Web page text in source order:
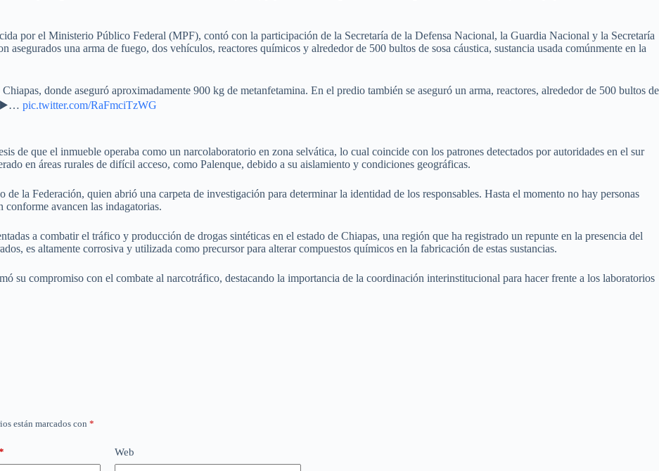
por el Ministerio Público Federal (MPF), contó con la participación de la Secretaría de la Defensa Nacional, la Guardia Nacional y la Secretaría
una arma de fuego, dos vehículos, reactores químicos y alrededor de 500 bultos de sosa cáustica, sustancia usada comúnmente en la
donde aseguró aproximadamente 900 kg de metanfetamina. En el predio también se aseguró un arma, reactores, alrededor de 500 bultos de
▶️… pic.twitter.com/RaFmciTzWG
de que el inmueble operaba como un narcolaboratorio en zona selvática, lo cual coincide con los patrones detectados por autoridades en el sur
en áreas rurales de difícil acceso, como Palenque, debido a su aislamiento y condiciones geográficas.
la Federación, quien abrió una carpeta de investigación para determinar la identidad de los responsables. Hasta el momento no hay personas
conforme avancen las indagatorias.
a combatir el tráfico y producción de drogas sintéticas en el estado de Chiapas, una región que ha registrado un repunte en la presencia del
es altamente corrosiva y utilizada como precursor para alterar compuestos químicos en la fabricación de estas sustancias.
su compromiso con el combate al narcotráfico, destacando la importancia de la coordinación interinstitucional para hacer frente a los laboratorios
están marcados con *
Web